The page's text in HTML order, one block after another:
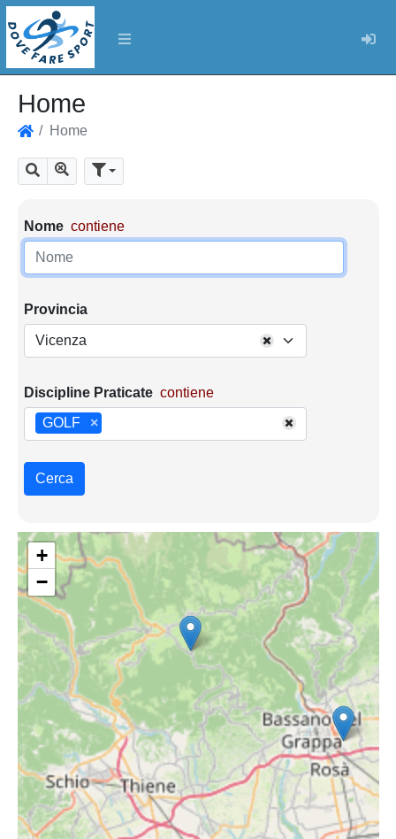
Home
Home
Cerca Mostra tutti i risultati
Parametri di ricerca
Nome contiene
Provincia
Vicenza
Discipline Praticate contiene
×
GOLF
Cerca
+
−